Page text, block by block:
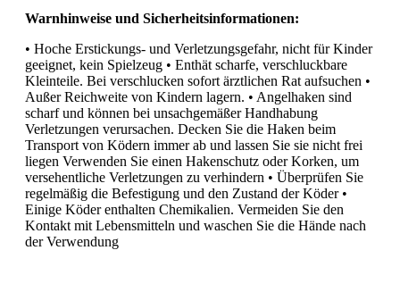
Warnhinweise und Sicherheitsinformationen:
• Hoche Erstickungs- und Verletzungsgefahr, nicht für Kinder
geeignet, kein Spielzeug • Enthät scharfe, verschluckbare
Kleinteile. Bei verschlucken sofort ärztlichen Rat aufsuchen •
Außer Reichweite von Kindern lagern. • Angelhaken sind
scharf und können bei unsachgemäßer Handhabung
Verletzungen verursachen. Decken Sie die Haken beim
Transport von Ködern immer ab und lassen Sie sie nicht frei
liegen Verwenden Sie einen Hakenschutz oder Korken, um
versehentliche Verletzungen zu verhindern • Überprüfen Sie
regelmäßig die Befestigung und den Zustand der Köder •
Einige Köder enthalten Chemikalien. Vermeiden Sie den
Kontakt mit Lebensmitteln und waschen Sie die Hände nach
der Verwendung